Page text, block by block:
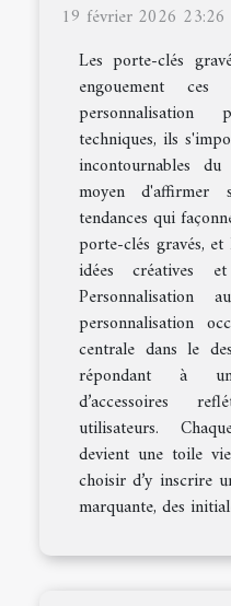
19 février 2026 23:26
Les porte-clés
engouement ces
personnalisation
techniques, ils
incontournables
moyen d'affirmer
tendances qui
porte-clés gravés,
idées créatives
personnalisation
centrale dans le
répondant à
d’accessoires
utilisateurs.
devient une toile
choisir d’y inscrire
marquante, des